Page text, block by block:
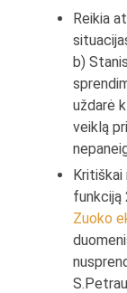
Reikia
b)
uždarė
veiklą
Kritiškai
funkciją
Zuoko